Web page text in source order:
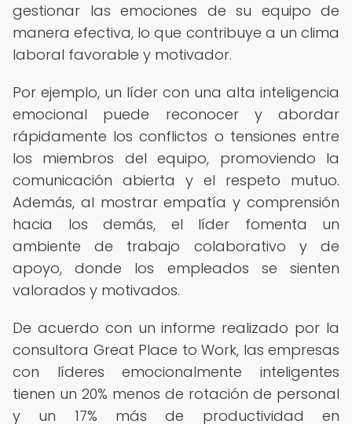
gestionar las emociones de su equipo de
manera efectiva, lo que contribuye a un clima
laboral favorable y motivador.
Por ejemplo, un líder con una alta inteligencia
emocional puede reconocer y abordar
rápidamente los conflictos o tensiones entre
los miembros del equipo, promoviendo la
comunicación abierta y el respeto mutuo.
Además, al mostrar empatía y comprensión
hacia los demás, el líder fomenta un
ambiente de trabajo colaborativo y de
apoyo, donde los empleados se sienten
valorados y motivados.
De acuerdo con un informe realizado por la
consultora Great Place to Work, las empresas
con líderes emocionalmente inteligentes
tienen un 20% menos de rotación de personal
y un 17% más de productividad en